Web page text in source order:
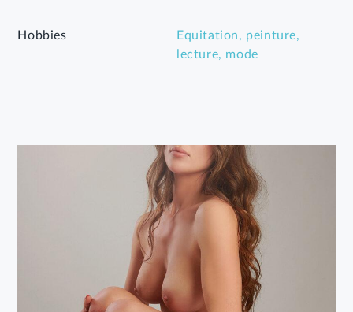
Hobbies
Equitation, peinture,
lecture, mode